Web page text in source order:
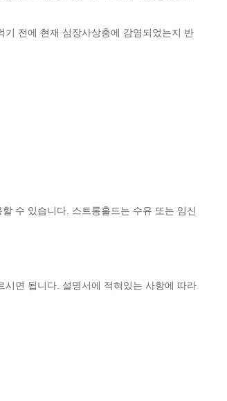
전에 현재 심장사상충에 감염되었는지 반
수 있습니다. 스트롱홀드는 수유 또는 임신
면 됩니다. 설명서에 적혀있는 사항에 따라